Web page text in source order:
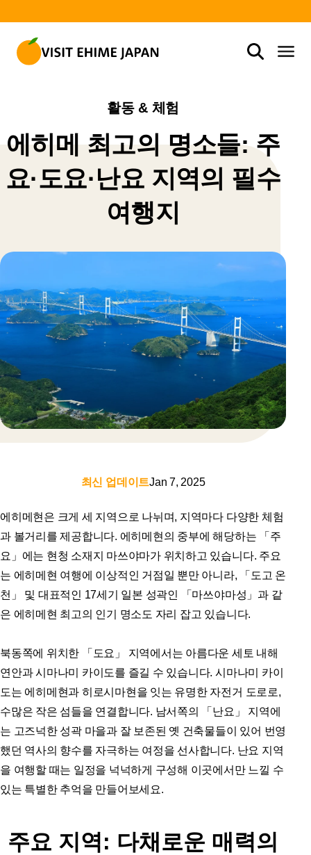
활동 & 체험
에히메 최고의 명소들: 주
요·도요·난요 지역의 필수
여행지
최신 업데이트Jan 7, 2025
에히메현은 크게 세 지역으로 나뉘며, 지역마다 다양한 체험
과 볼거리를 제공합니다. 에히메현의 중부에 해당하는 「주
요」에는 현청 소재지 마쓰야마가 위치하고 있습니다. 주요
는 에히메현 여행에 이상적인 거점일 뿐만 아니라, 「도고 온
천」 및 대표적인 17세기 일본 성곽인 「마쓰야마성」과 같
은 에히메현 최고의 인기 명소도 자리 잡고 있습니다.
북동쪽에 위치한 「도요」 지역에서는 아름다운 세토 내해
연안과 시마나미 카이도를 즐길 수 있습니다. 시마나미 카이
도는 에히메현과 히로시마현을 잇는 유명한 자전거 도로로,
수많은 작은 섬들을 연결합니다. 남서쪽의 「난요」 지역에
는 고즈넉한 성곽 마을과 잘 보존된 옛 건축물들이 있어 번영
했던 역사의 향수를 자극하는 여정을 선사합니다. 난요 지역
을 여행할 때는 일정을 넉넉하게 구성해 이곳에서만 느낄 수
있는 특별한 추억을 만들어보세요.
주요 지역: 다채로운 매력의